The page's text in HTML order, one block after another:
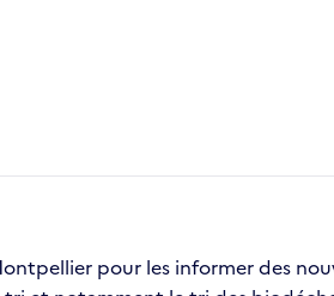
pour les informer des